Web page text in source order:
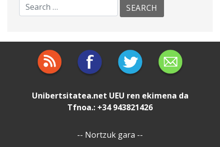
Unibertsitatea.net UEU ren ekimena da
Tfnoa.: +34 943821426
-- Nortzuk gara --